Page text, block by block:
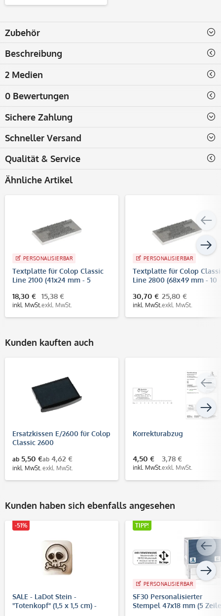
Zubehör
Beschreibung
2 Medien
0 Bewertungen
Sichere Zahlung
Schneller Versand
Qualität & Service
Ähnliche Artikel
PERSONALISIERBAR
Textplatte für Colop Classic
Line 2100 (41x24 mm - 5
18,30 €
inkl. MwSt.
15,38 €
exkl. MwSt.
PERSONALISIERBAR
Textplatte für Colop
Line 2800 (68x49 mm - 10
30,70 €
inkl. MwSt.
25,80 €
exkl. MwSt.
Kunden kauften auch
Ersatzkissen E/2600 für Colop
Classic 2600
ab 5,50 €
inkl. MwSt.
ab 4,62 €
exkl. MwSt.
Korrekturabzug
4,50 €
inkl. MwSt.
3,78 €
exkl. MwSt.
Kunden haben sich ebenfalls angesehen
-51%
SALE - LaDot Stein -
"Totenkopf" (1,5 x 1,5 cm) -
TIPP!
PERSONALISIERBAR
SF30 Personalisierter
Stempel 47x18 mm (5